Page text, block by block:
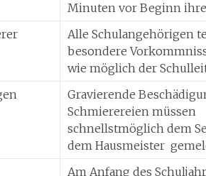
Minuten vor Beginn
Alle Schulangehörigen
besondere
wie möglich der
Gravierende
Schmierereien müssen
schnellstmöglich dem
dem Hausmeister
Am Anfang des